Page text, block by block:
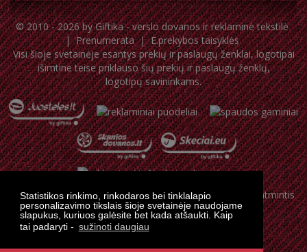
Statistikos rinkimo, rinkodaros bei tinklalapio
personalizavimo tikslais šioje svetainėje naudojame
slapukus, kuriuos galėsite bet kada atšaukti. Kaip
tai padaryti - sužinoti daugiau
© 2010 - 2026 byGiftika - verslo dovanos ir reklaminė tekstilė
|Prenumerata|E.prekybos taisyklės
Visi šioje svetainėje esantys prekių ir paslaugų ženklai, logotipai
išimtine teise priklauso šių prekių ir paslaugų ženklų,
logotipų savininkams.